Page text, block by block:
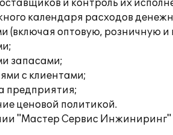
и контроль их
календаря расходов
(включая оптовую, розничную и
запасами;
с клиентами;
предприятия;
ценовой политикой.
"Мастер Сервис Инжиниринг"